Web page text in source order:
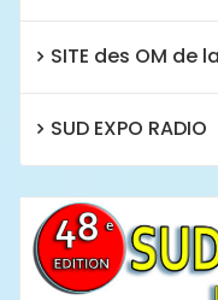
SITE des OM de
SUD EXPO RADIO